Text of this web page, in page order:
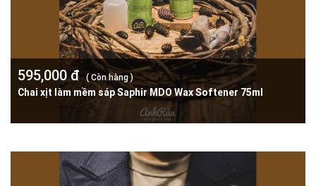
595,000 đ( Còn hàng )
Chai xịt làm mềm sáp Saphir MDO Wax Softener 75ml